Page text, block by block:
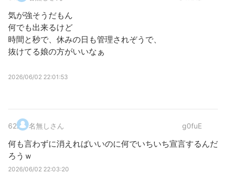
気が強そうだもん
何でも出来るけど
時間と秒で、休みの日も管理されぞうで、
抜けてる娘の方がいいなぁ
2026/06/02 22:01:53
62. 名無しさん g0fuE
何も言わずに消えればいいのに何でいちいち宣言するんだ
ろうｗ
2026/06/02 22:03:20